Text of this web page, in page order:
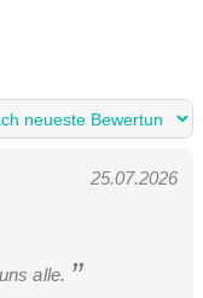
möglich
DIE BAR
25.07.2026
alle.